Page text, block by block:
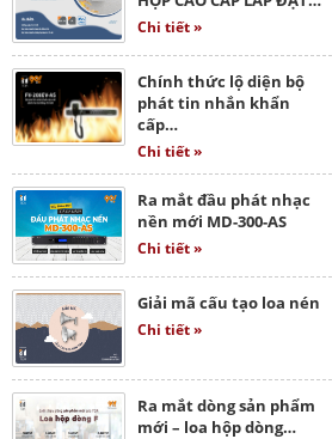
Chi tiết »
Chính thức lộ diện bộ
phát tin nhắn khẩn
cấp…
Chi tiết »
Ra mắt đầu phát nhạc
nền mới MD-300-AS
Chi tiết »
Giải mã cấu tạo loa nén
Chi tiết »
Ra mắt dòng sản phẩm
mới – loa hộp dòng…